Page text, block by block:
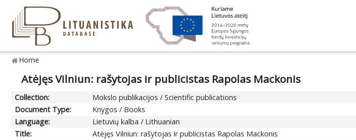
Home
Atėjęs Vilniun: rašytojas ir publicistas Rapolas Mackonis
Collection:
Mokslo publikacijos / Scientific publications
Document Type:
Knygos / Books
Language:
Lietuvių kalba / Lithuanian
Title:
Atėjęs Vilniun: rašytojas ir publicistas Rapolas Mackonis